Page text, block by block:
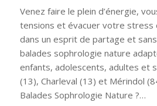
Venez faire le plein d’énergie,
tensions et évacuer votre stress
dans un esprit de partage et
balades sophrologie nature
enfants, adolescents, adultes et
(13), Charleval (13) et Mérindol
Balades Sophrologie Nature ?…